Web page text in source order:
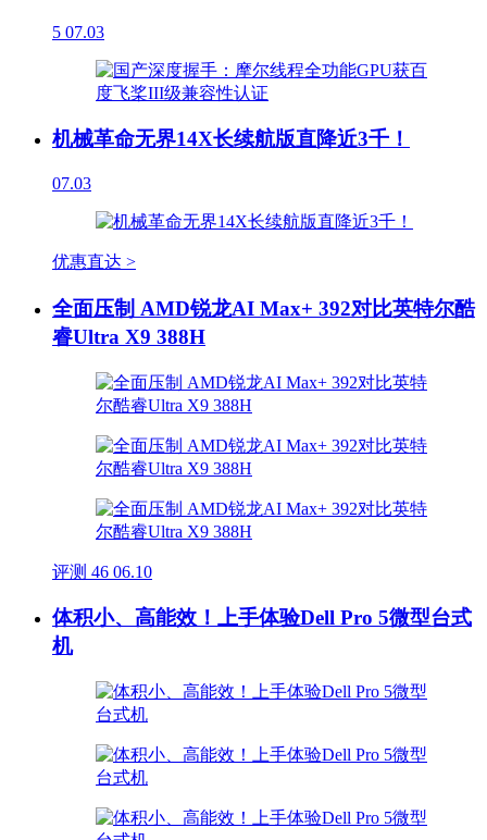
5 07.03
机械革命无界14X长续航版直降近3千！
07.03
优惠直达 >
全面压制 AMD锐龙AI Max+ 392对比英特尔酷
睿Ultra X9 388H
评测 46 06.10
体积小、高能效！上手体验Dell Pro 5微型台式
机